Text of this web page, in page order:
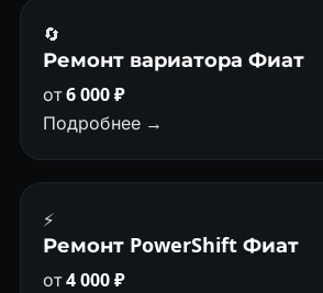
🔄
Ремонт вариатора Фиат
от6 000 ₽
Подробнее →
⚡
Ремонт PowerShift Фиат
от4 000 ₽